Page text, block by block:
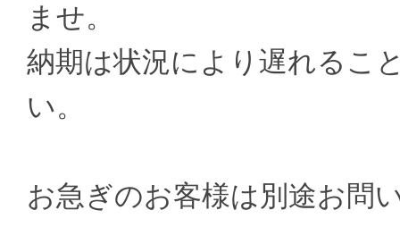
ませ。
納期は状況により遅れるこ
い。
お急ぎのお客様は別途お問